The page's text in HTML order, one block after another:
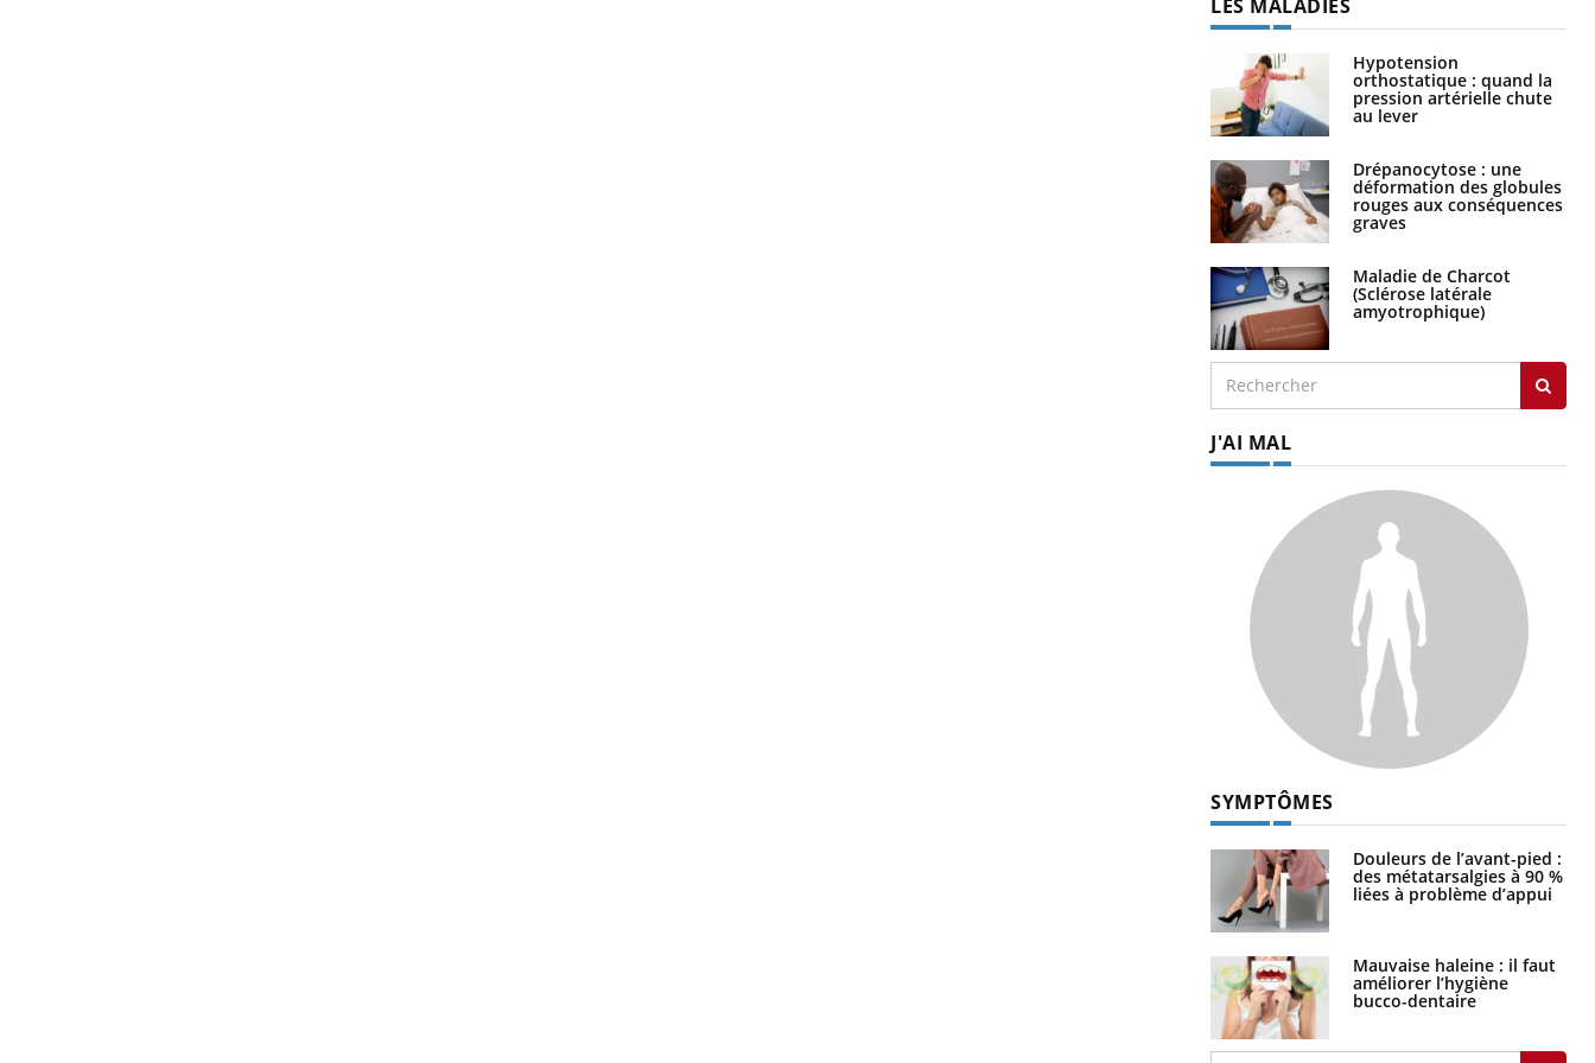
LES MALADIES
Hypotension
orthostatique : quand la
pression artérielle chute
au lever
Drépanocytose : une
déformation des globules
rouges aux conséquences
graves
Maladie de Charcot
(Sclérose latérale
amyotrophique)
J'AI MAL
SYMPTÔMES
Douleurs de l’avant-pied :
des métatarsalgies à 90 %
liées à problème d’appui
Mauvaise haleine : il faut
améliorer l’hygiène
bucco-dentaire